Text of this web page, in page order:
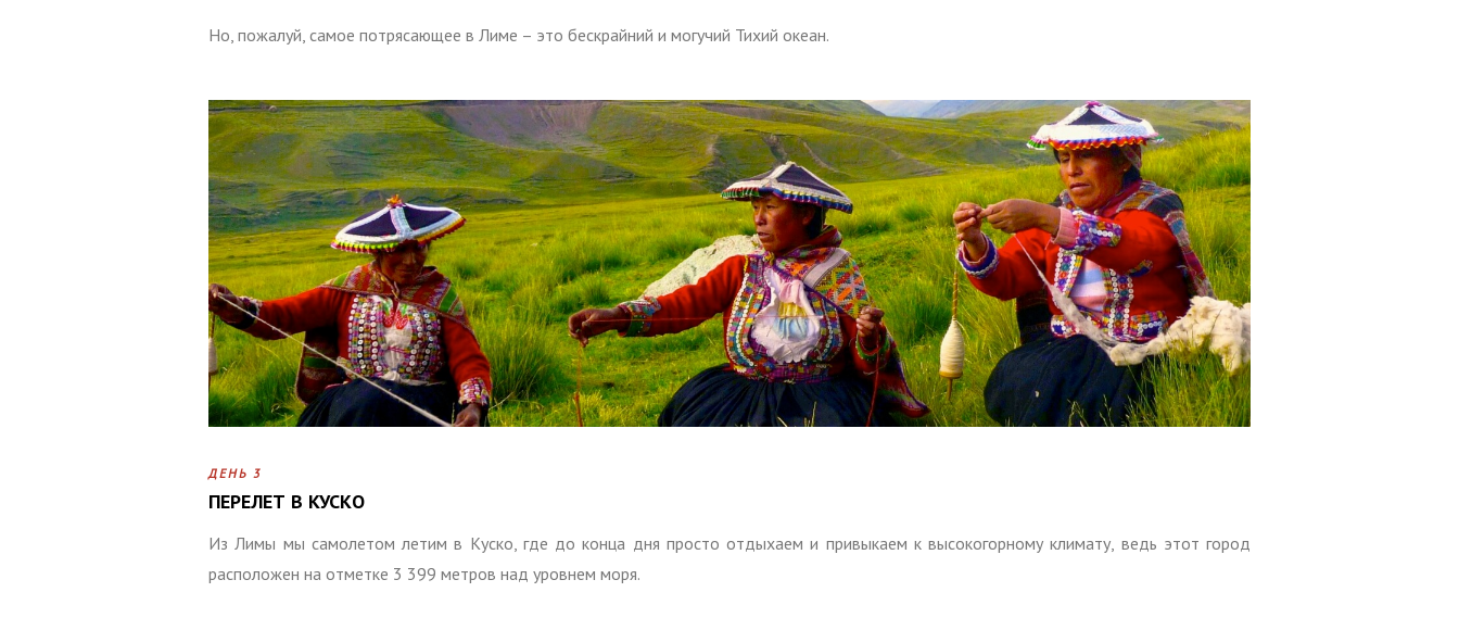
Но, пожалуй, самое потрясающее в Лиме – это бескрайний и могучий Тихий океан.
ДЕНЬ 3
ПЕРЕЛЕТ В КУСКО
Из Лимы мы самолетом летим в Куско, где до конца дня просто отдыхаем и привыкаем к высокогорному климату, ведь этот город
расположен на отметке 3 399 метров над уровнем моря.